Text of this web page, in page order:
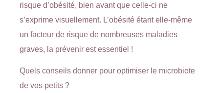
risque d’obésité, bien avant que celle-ci ne
s’exprime visuellement. L’obésité étant elle-même
un facteur de risque de nombreuses maladies
graves, la prévenir est essentiel !
Quels conseils donner pour optimiser le microbiote
de vos petits ?